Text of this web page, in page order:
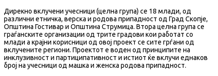
Дирекно вклучени учесници (целна група) се 18 млади, од
различни етничка, верска и родова припадност од Град Скопје,
Општина Гостивар и Општина Струмица. Втора целна група се
граѓанските организации од трите градови кои работат со
млади а крајни корисници од овој проект се сите грѓани од
вклучените региони. Проектот е воден од принципите на
инклузивност и партиципативност и истиот ќе вклучи еднаков
број на учесници од машка и женска родова припадност.